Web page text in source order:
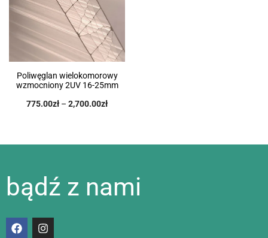
Poliwęglan wielokomorowy
wzmocniony 2UV 16-25mm
775.00zł – 2,700.00zł
bądź z nami